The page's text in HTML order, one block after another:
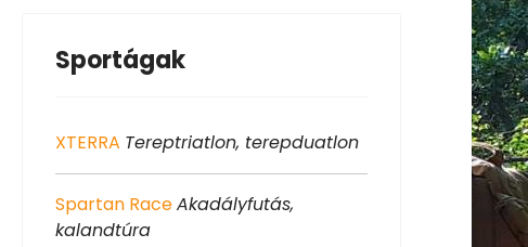
Sportágak
XTERRA Tereptriatlon, terepduatlon
Spartan RaceAkadályfutás,
kalandtúra